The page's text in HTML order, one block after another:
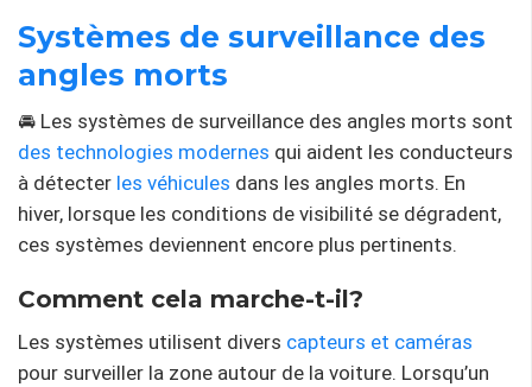
Systèmes de surveillance des
angles morts
🚘 Les systèmes de surveillance des angles morts sont
des technologies modernes qui aident les conducteurs
à détecter les véhicules dans les angles morts. En
hiver, lorsque les conditions de visibilité se dégradent,
ces systèmes deviennent encore plus pertinents.
Comment cela marche-t-il?
Les systèmes utilisent divers capteurs et caméras
pour surveiller la zone autour de la voiture. Lorsqu’un